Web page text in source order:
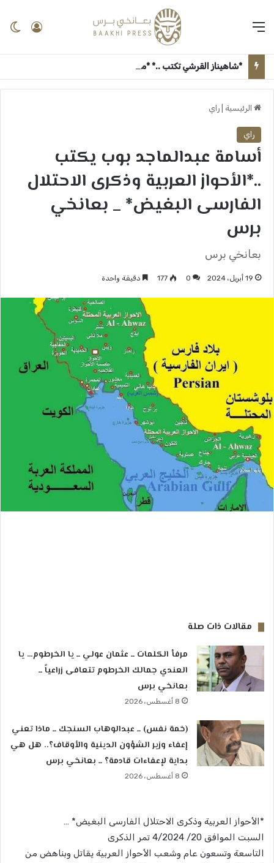
الرئيسية راي
راي
أسامة عبدالماجد بوب يكتب
..*الأحواز العربية وذكرى الاحتلال
الفارسى البغيض* _ بعانخي
برس
بعانخي برس
19 أبريل، 2024 0
177 دقيقة واحدة
مقالات ذات صلة
مرفأ الكلمات ــ عثمان عولي ــ يا الخرطوم… يا
العندي جمالك الخرطوم تتعافى زراعياً ــ
بعانخي برس
8 أغسطس، 2026
(خمة نفس) ــ عبدالوهاب السنجك ــ ماذا تعني
إعفاء وزير الشؤون الدينية والأوقاف؟.. هل هي
بداية لإعفاءات قادمة؟ ــ بعانخي برس
8 أغسطس، 2026
*الأحواز العربية وذكرى الاحتلال الفارسى البغيض* …
السبت الموافق 20/ 4/2024 تمر الذكرى
التاسعة وتسعون عام وشعب الأحواز العربية يقاتل وبناهض من